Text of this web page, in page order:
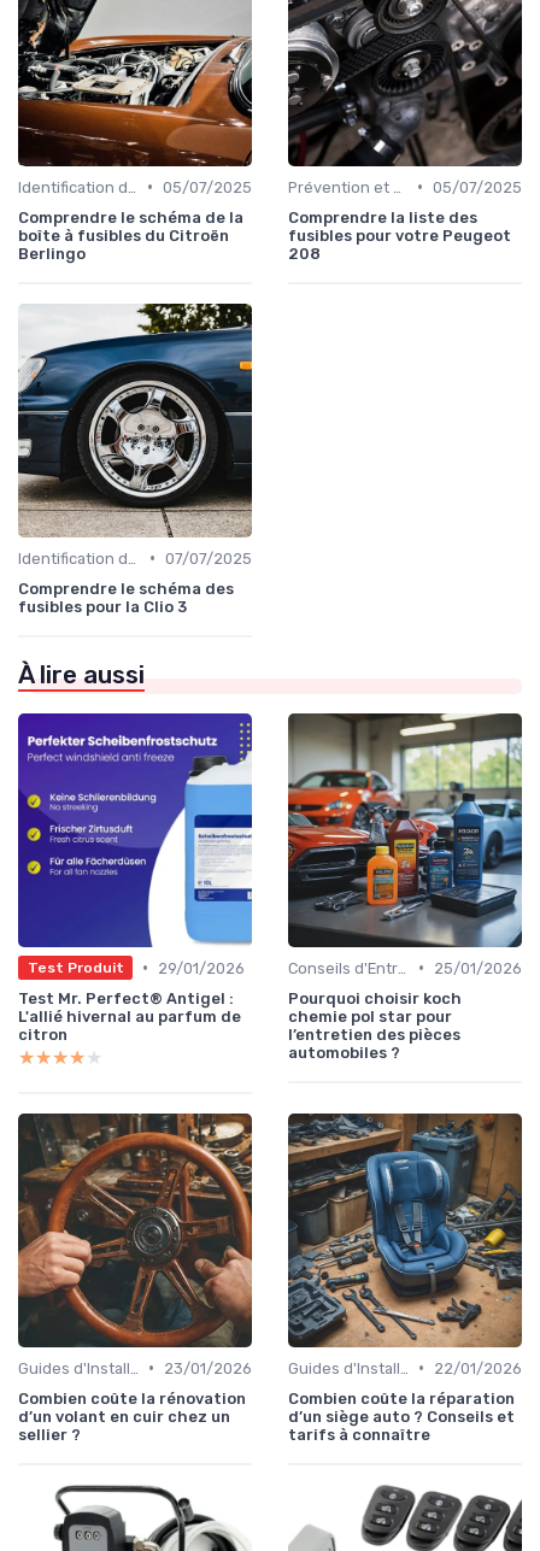
• 05/07/2025
Comprendre le schéma de la
boîte à fusibles du Citroën
Berlingo
• 05/07/2025
Comprendre la liste des
fusibles pour votre Peugeot
208
• 07/07/2025
Comprendre le schéma des
fusibles pour la Clio 3
À lire aussi
Test Produit •
29/01/2026
Test Mr. Perfect® Antigel :
L'allié hivernal au parfum de
citron
★★★★★
★★★★★
•
25/01/2026
Pourquoi choisir koch
chemie pol star pour
l’entretien des pièces
automobiles ?
•
23/01/2026
Combien coûte la rénovation
d’un volant en cuir chez un
sellier ?
•
22/01/2026
Combien coûte la réparation
d’un siège auto ? Conseils et
tarifs à connaître